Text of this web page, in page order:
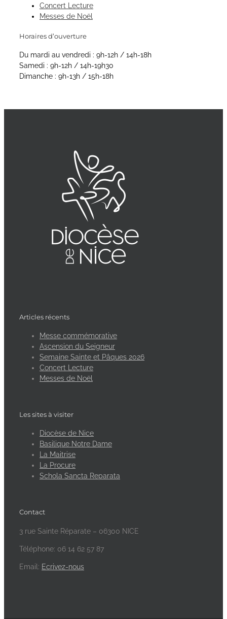
Concert Lecture
Messes de Noël
Horaires d’ouverture
Du mardi au vendredi : 9h-12h / 14h-18h
Samedi : 9h-12h / 14h-19h30
Dimanche : 9h-13h / 15h-18h
Articles récents
Messe commémorative
Ascension du Seigneur
Semaine Sainte et Pâques 2026
Concert Lecture
Messes de Noël
Les sites à visiter
Diocèse de Nice
Basilique Notre Dame
La Maitrise
La Procure
Schola Sancta Reparata
Contact
3 rue Sainte Réparate – 06300 NICE
Téléphone: 06 14 62 57 87
Email: Ecrivez-nous